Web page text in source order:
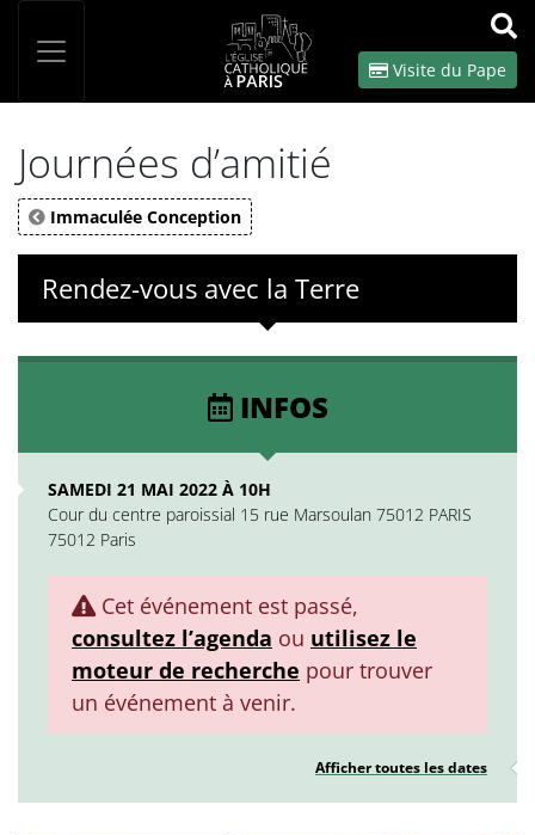
OK
Visite du Pape
Journées d’amitié
Immaculée Conception
Rendez-vous avec la Terre
INFOS
SAMEDI 21 MAI 2022 À 10H
Cour du centre paroissial 15 rue Marsoulan 75012 PARIS
75012 Paris
Cet événement est passé,
consultez l’agenda ou utilisez le
moteur de recherche pour trouver
un événement à venir.
Afficher toutes les dates
Panneau de gestion des cookies